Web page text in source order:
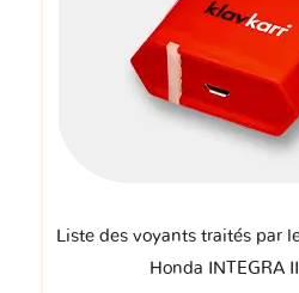
Liste des voyants traités par
Honda INTEGRA